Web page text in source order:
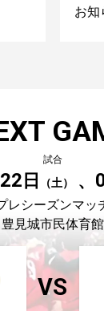
お知
試合
22 日 （土） 、
レシーズンマッ
豊見城市民体育館